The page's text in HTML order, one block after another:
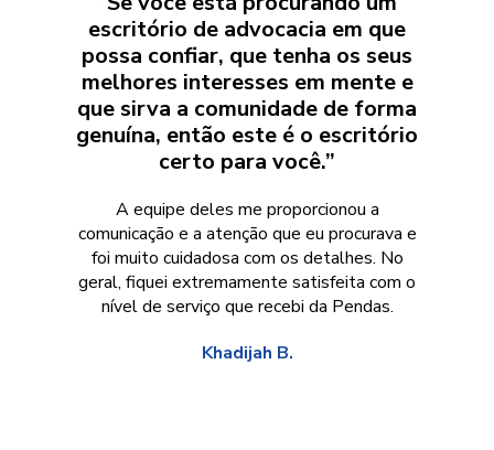
escritório de advocacia em que
possa confiar, que tenha os seus
melhores interesses em mente e
que sirva a comunidade de forma
genuína, então este é o escritório
certo para você.”
A equipe deles me proporcionou a
comunicação e a atenção que eu procurava e
foi muito cuidadosa com os detalhes. No
geral, fiquei extremamente satisfeita com o
nível de serviço que recebi da Pendas.
Khadijah B.